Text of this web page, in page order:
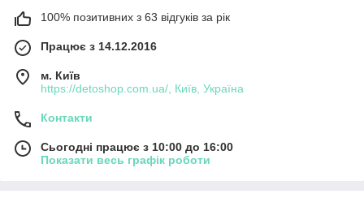
100% позитивних з 63 відгуків за рік
Працює з 14.12.2016
м. Київ
https://detoshop.com.ua/, Київ, Україна
Контакти
Сьогодні працює з 10:00 до 16:00
Показати весь графік роботи